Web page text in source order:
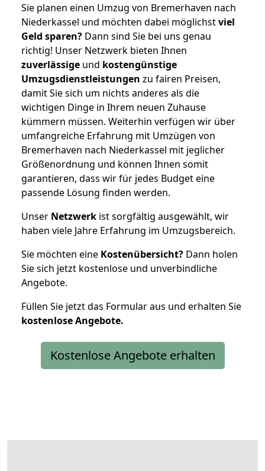
Sie planen einen Umzug von Bremerhaven nach
Niederkassel und möchten dabei möglichstviel
Geld sparen? Dann sind Sie bei uns genau
richtig! Unser Netzwerk bieten Ihnen
zuverlässige und kostengünstige
Umzugsdienstleistungen zu fairen Preisen,
damit Sie sich um nichts anderes als die
wichtigen Dinge in Ihrem neuen Zuhause
kümmern müssen. Weiterhin verfügen wir über
umfangreiche Erfahrung mit Umzügen von
Bremerhaven nach Niederkassel mit jeglicher
Größenordnung und können Ihnen somit
garantieren, dass wir für jedes Budget eine
passende Lösung finden werden.
Unser Netzwerk ist sorgfältig ausgewählt, wir
haben viele Jahre Erfahrung im Umzugsbereich.
Sie möchten eine Kostenübersicht? Dann holen
Sie sich jetzt kostenlose und unverbindliche
Angebote.
Füllen Sie jetzt das Formular aus und erhalten Sie
kostenloseAngebote.
Kostenlose Angebote erhalten